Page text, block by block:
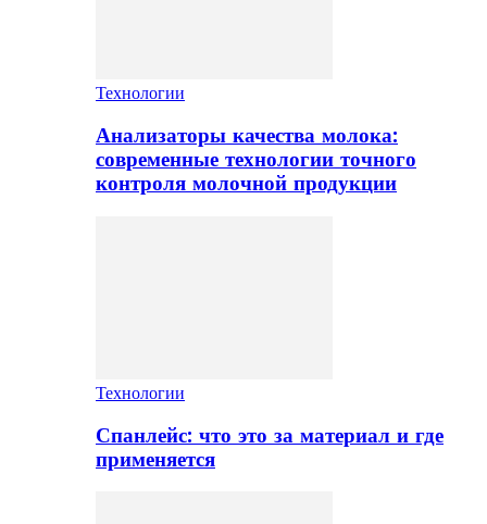
Технологии
Анализаторы качества молока:
современные технологии точного
контроля молочной продукции
Технологии
Спанлейс: что это за материал и где
применяется